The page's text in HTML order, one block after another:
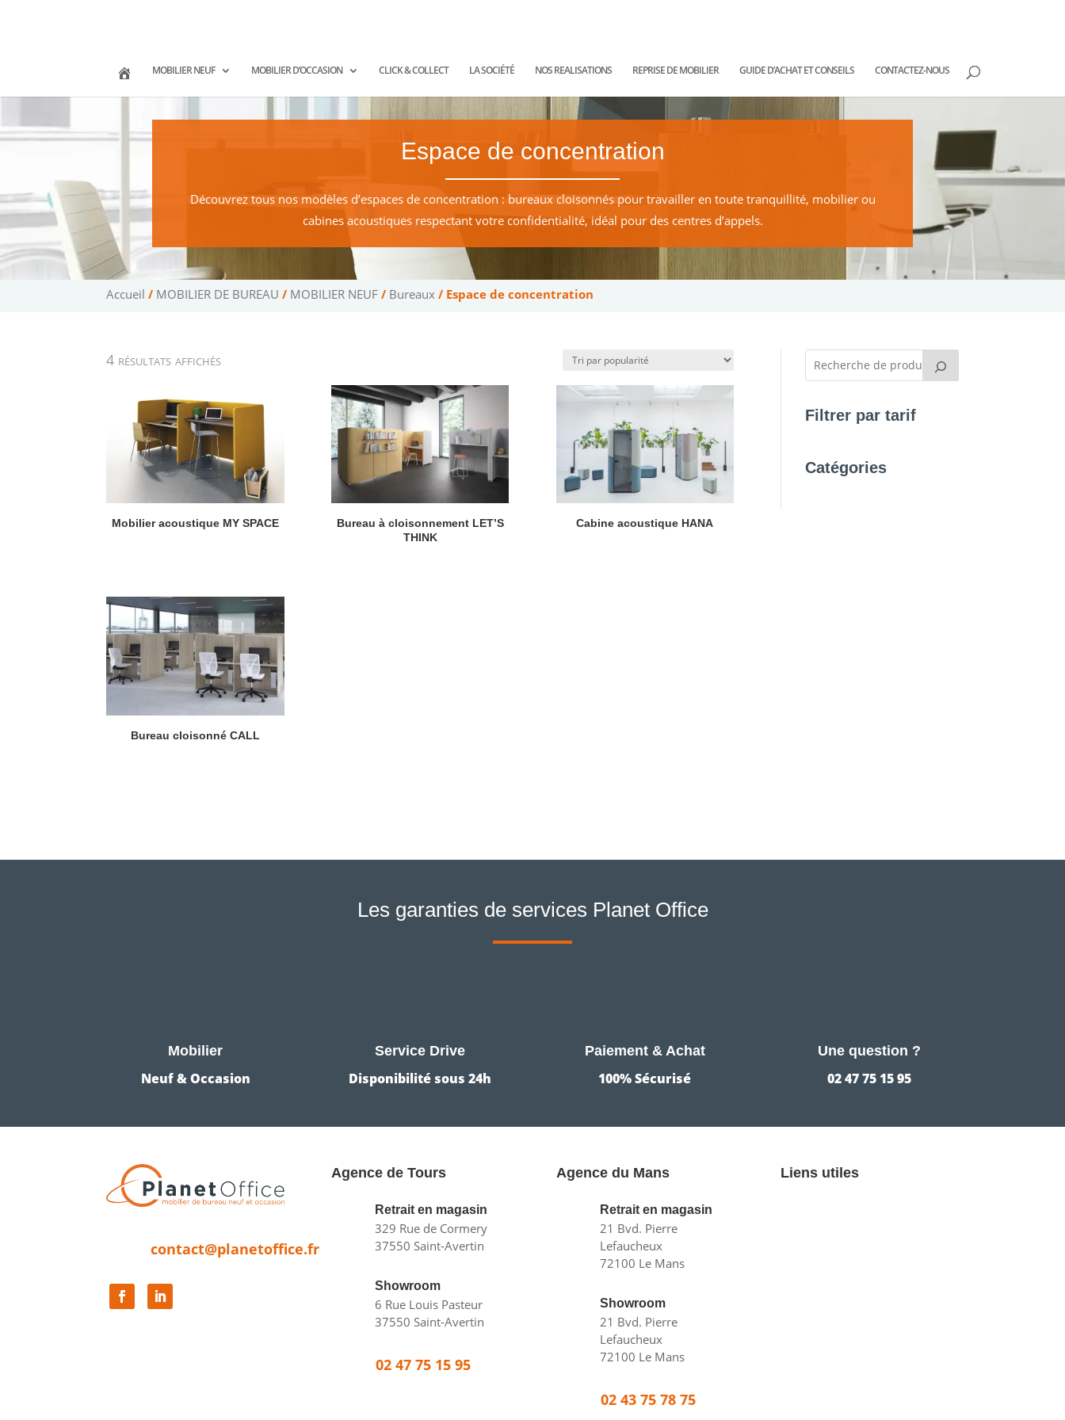
MOBILIER NEUF MOBILIER D’OCCASION CLICK & COLLECT LA SOCIÉTÉ NOS REALISATIONS REPRISE DE MOBILIER GUIDE D’ACHAT ET CONSEILS CONTACTEZ-NOUS
Espace de concentration
Découvrez tous nos modèles d’espaces de concentration : bureaux cloisonnés pour travailler en toute tranquillité, mobilier ou
cabines acoustiques respectant votre confidentialité, idéal pour des centres d’appels.
Accueil / MOBILIER DE BUREAU / MOBILIER NEUF / Bureaux / Espace de concentration
4 résultats affichésTrié
popularité
Mobilier acoustique MY SPACE
Bureau à cloisonnement LET’S
THINK
Cabine acoustique HANA
Bureau cloisonné CALL
Filtrer par tarif
Catégories
Les garanties de services Planet Office
Mobilier
Neuf & Occasion
Service Drive
Disponibilité sous 24h
Paiement & Achat
100% Sécurisé
Une question ?
02 47 75 15 95
contact@planetoffice.fr
Agence de Tours
Retrait en magasin
329 Rue de Cormery
37550 Saint-Avertin
Showroom
6 Rue Louis Pasteur
37550 Saint-Avertin
02 47 75 15 95
Agence du Mans
Retrait en magasin
21 Bvd. Pierre
Lefaucheux
72100 Le Mans
Showroom
21 Bvd. Pierre
Lefaucheux
72100 Le Mans
02 43 75 78 75
Liens utiles